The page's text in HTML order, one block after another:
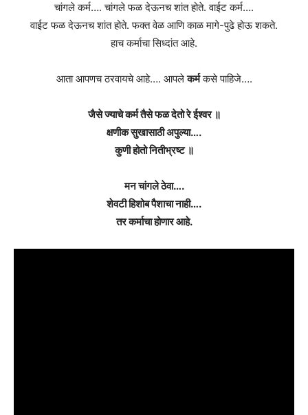
चांगले कर्म…. चांगले फळ देऊनच शांत होते. वाईट कर्म….
वाईट फळ देऊनच शांत होते. फक्त वेळ आणि काळ मागे-पुढे होऊ शकते.
हाच कर्माचा सिध्दांत आहे.
आता आपणच ठरवायचे आहे…. आपलेकर्मकसे पाहिजे….
जैसे ज्याचे कर्म तैसे फळ देतो रे ईश्वर ॥
क्षणीक सुखासाठी अपुल्या….
कुणी होतो नितीभ्रष्ट ॥
मन चांगले ठेवा….
शेवटी हिशोब पैशाचा नाही….
तर कर्माचा होणार आहे.